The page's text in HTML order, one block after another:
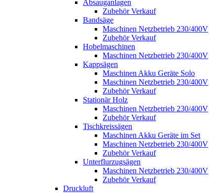
Absauganlagen
Zubehör Verkauf
Bandsäge
Maschinen Netzbetrieb 230/400V
Zubehör Verkauf
Hobelmaschinen
Maschinen Netzbetrieb 230/400V
Kappsägen
Maschinen Akku Geräte Solo
Maschinen Netzbetrieb 230/400V
Zubehör Verkauf
Stationär Holz
Maschinen Netzbetrieb 230/400V
Zubehör Verkauf
Tischkreissägen
Maschinen Akku Geräte im Set
Maschinen Netzbetrieb 230/400V
Zubehör Verkauf
Unterflurzugsägen
Maschinen Netzbetrieb 230/400V
Zubehör Verkauf
Druckluft